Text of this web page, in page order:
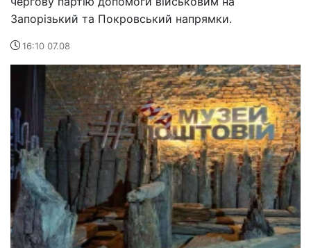
Запорізький та Покровський напрямки.
16:10 07.08